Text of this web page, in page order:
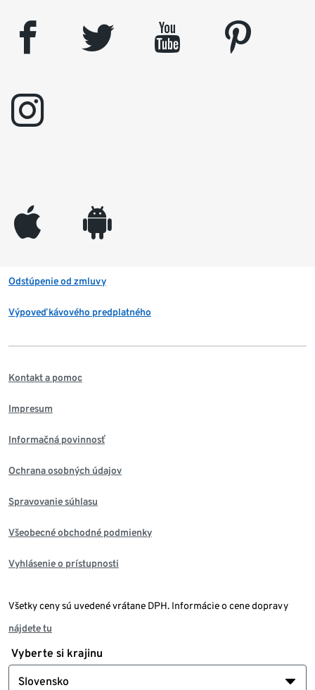
facebook twitter youtube
pinterest
instagram
appleinc android
Odstúpenie od zmluvy
Výpoveď kávového predplatného
Kontakt a pomoc
Impresum
Informačná povinnosť
Ochrana osobných údajov
Spravovanie súhlasu
Všeobecné obchodné podmienky
Vyhlásenie o prístupnosti
Všetky ceny sú uvedené vrátane DPH. Informácie o cene dopravy
nájdete tu
Vyberte si krajinu
Slovensko